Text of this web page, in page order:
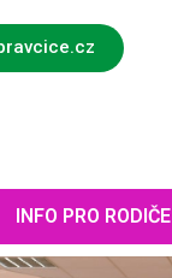
INFO PRO RODIČE